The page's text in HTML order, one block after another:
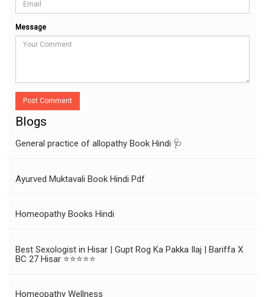
Message
Post Comment
Blogs
General practice of allopathy Book Hindi 🩺
Ayurved Muktavali Book Hindi Pdf
Homeopathy Books Hindi
Best Sexologist in Hisar | Gupt Rog Ka Pakka Ilaj | Bariffa X
BC 27 Hisar ⭐⭐⭐⭐⭐
Homeopathy Wellness